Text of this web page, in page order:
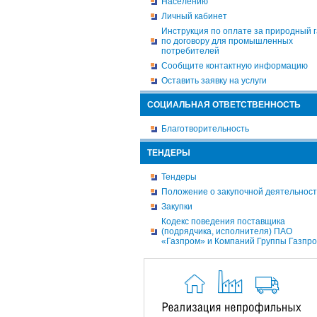
Личный кабинет
Инструкция по оплате за природный
по договору для промышленных
потребителей
Сообщите контактную информацию
Оставить заявку на услуги
СОЦИАЛЬНАЯ ОТВЕТСТВЕННОСТЬ
Благотворительность
ТЕНДЕРЫ
Тендеры
Положение о закупочной
Закупки
Кодекс поведения поставщика
(подрядчика, исполнителя) ПАО
«Газпром» и Компаний Группы